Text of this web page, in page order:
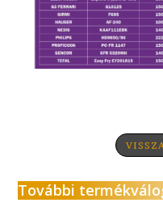
További